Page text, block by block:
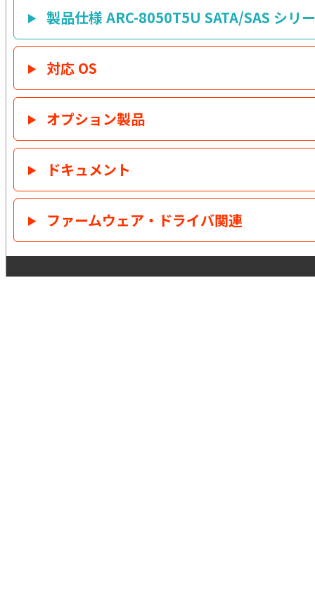
製品仕様 ARC-8050T5U SATA/SAS シリ
対応 OS
オプション製品
ドキュメント
ファームウェア・ドライバ関連